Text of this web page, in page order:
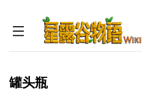
罐头瓶